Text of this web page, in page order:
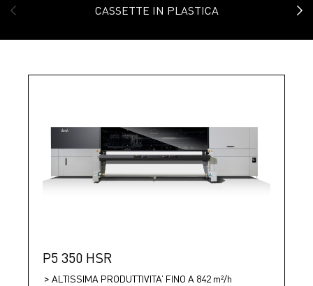
CASSETTE IN PLASTICA
P5 350 HSR
ALTISSIMA PRODUTTIVITA’ FINO A 842 m²/h